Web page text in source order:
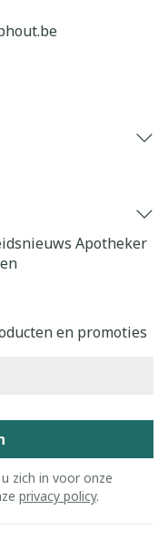
Apotheker
en promoties
zich in voor onze
privacy policy.